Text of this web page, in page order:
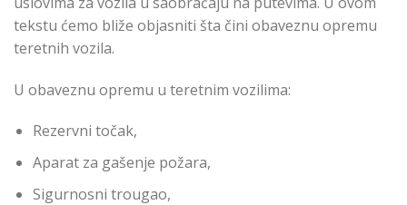
tekstu ćemo bliže objasniti šta čini obaveznu opremu
teretnih vozila.
U obaveznu opremu u teretnim vozilima:
Rezervni točak,
Aparat za gašenje požara,
Sigurnosni trougao,